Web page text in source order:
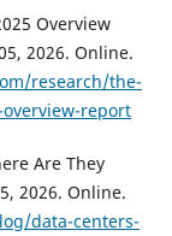
Overview
2026. Online.
research/the-
report
Are They
2026. Online.
data-centers-